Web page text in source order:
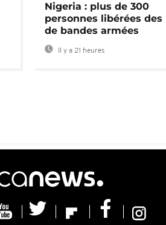
Nigeria : plus de 300
personnes libérées des
de bandes armées
Il y a 21 heures